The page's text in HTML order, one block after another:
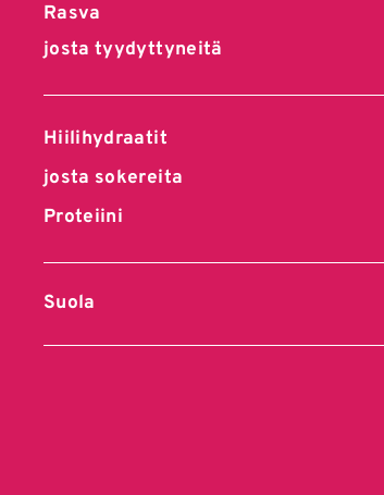
Rasva
josta tyydyttyneitä
Hiilihydraatit
josta sokereita
Proteiini
Suola